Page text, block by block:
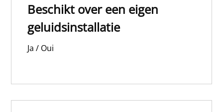
Beschikt over een eigen
geluidsinstallatie
Ja / Oui